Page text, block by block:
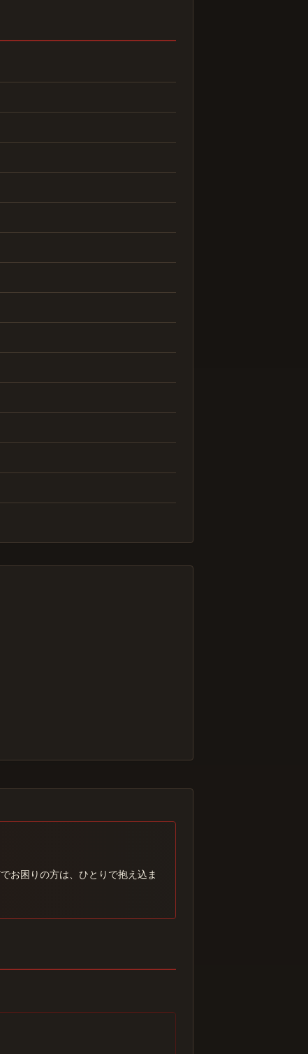
お困りの方は、ひとりで抱え込ま